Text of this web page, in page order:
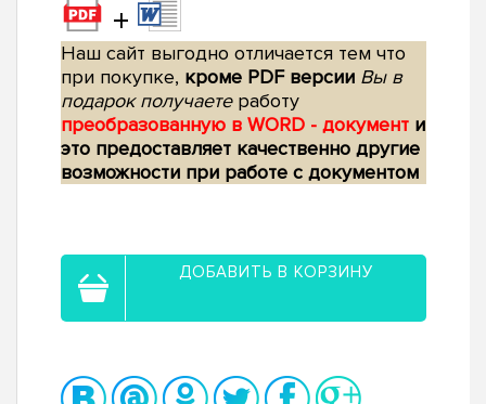
+
Наш сайт выгодно отличается тем что
при покупке, кроме PDF версии Вы в
подарок получаетеработу
преобразованную в WORD - документ и
это предоставляет качественно другие
возможности при работе с документом
ДОБАВИТЬ В КОРЗИНУ